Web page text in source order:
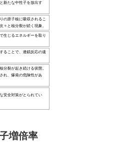
新たな中性子を放出す
の原子核に吸収されるこ
々と核分裂が続く現象。
生じるエネルギーを取り
ることで、連鎖反応の速
分裂が起き続ける状態。
れ、爆発の危険性があ
安全対策がとられてい
増倍率